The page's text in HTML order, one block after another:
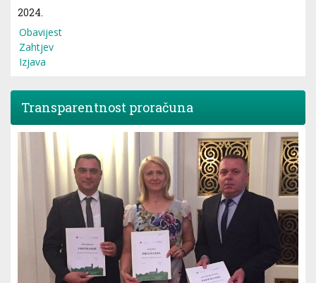
2024.
Obavijest
Zahtjev
Izjava
Transparentnost proračuna